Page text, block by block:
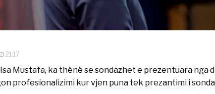
21:17
Mustafa, ka thënë se sondazhet e prezentuara nga
profesionalizimi kur vjen puna tek prezantimi i